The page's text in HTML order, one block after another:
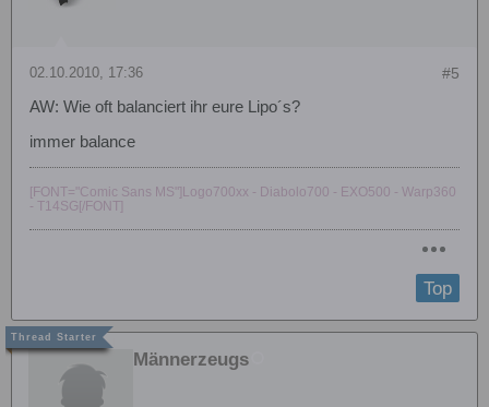
#5
02.10.2010, 17:36
AW: Wie oft balanciert ihr eure Lipo´s?
immer balance
[FONT="Comic Sans MS"]Logo700xx - Diabolo700 - EXO500 - Warp360
- T14SG[/FONT]
Top
Männerzeugs